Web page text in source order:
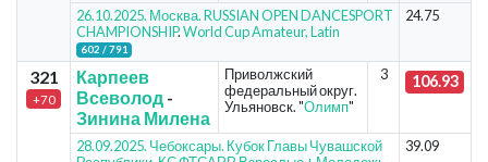
26.10.2025. Москва. RUSSIAN OPEN DANCESPORT
CHAMPIONSHIP.World Cup Amateur, Latin
602 / 791
24.75
321
+70
Карпеев
Всеволод-
Зинина Милена
Приволжский
федеральный округ.
Ульяновск. "Олимп"
3 106.93
28.09.2025. Чебоксары. Кубок Главы Чувашской
39.09